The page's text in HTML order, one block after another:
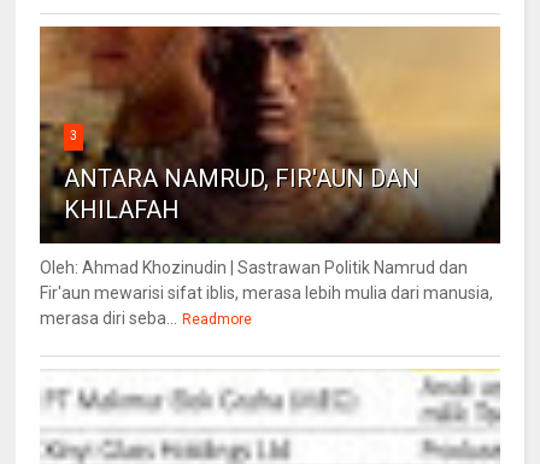
3
ANTARA NAMRUD, FIR'AUN DAN
KHILAFAH
Oleh: Ahmad Khozinudin | Sastrawan Politik Namrud dan
Fir'aun mewarisi sifat iblis, merasa lebih mulia dari manusia,
merasa diri seba...
Readmore